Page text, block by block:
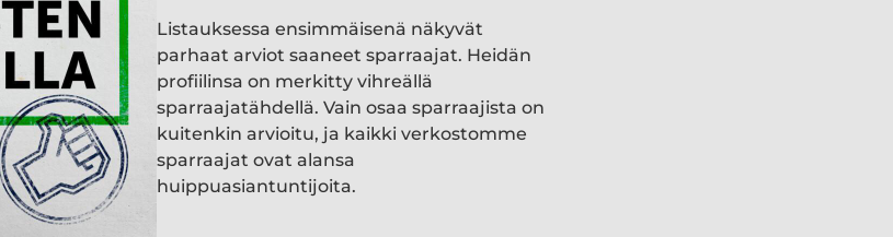
Listauksessa ensimmäisenä näkyvät
parhaat arviot saaneet sparraajat. Heidän
profiilinsa on merkitty vihreällä
sparraajatähdellä. Vain osaa sparraajista on
kuitenkin arvioitu, ja kaikki verkostomme
sparraajat ovat alansa
huippuasiantuntijoita.